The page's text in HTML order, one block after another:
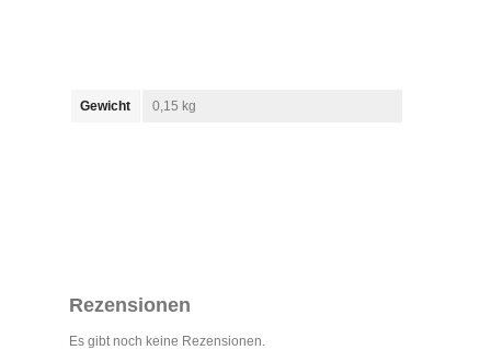
Gewicht 0,15 kg
Rezensionen
Es gibt noch keine Rezensionen.